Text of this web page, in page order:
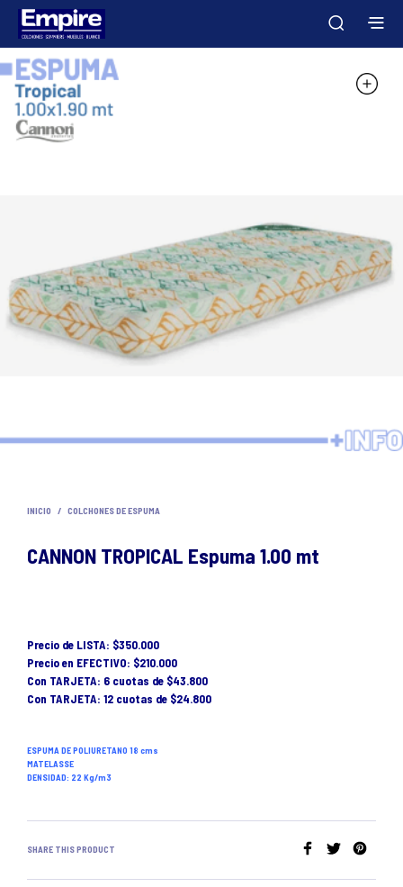
INICIO / COLCHONES DE ESPUMA
CANNON TROPICAL Espuma 1.00 mt
Precio de LISTA: $350.000
Precio en EFECTIVO: $210.000
Con TARJETA: 6 cuotas de $43.800
Con TARJETA: 12 cuotas de $24.800
ESPUMA DE POLIURETANO 18 cms
MATELASSE
DENSIDAD: 22 Kg/m3
SHARE THIS PRODUCT